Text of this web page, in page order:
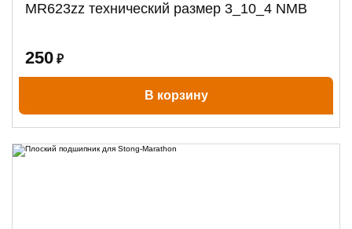
MR623zz технический размер 3_10_4 NMB
250 ₽
В корзину